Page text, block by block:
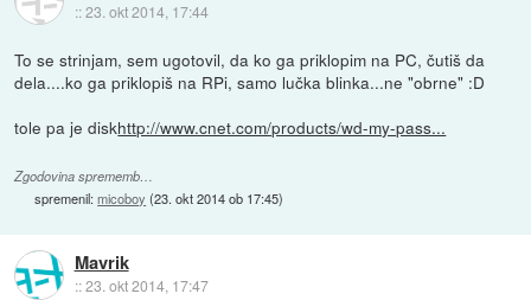
::23. okt 2014, 17:44
To se strinjam, sem ugotovil, da ko ga priklopim na PC, čutiš da
dela....ko ga priklopiš na RPi, samo lučka blinka...ne "obrne" :D
tole pa je diskhttp://www.cnet.com/products/wd-my-pass...
Zgodovina sprememb…
spremenil:micoboy (23. okt 2014 ob 17:45)
Mavrik
::23. okt 2014, 17:47